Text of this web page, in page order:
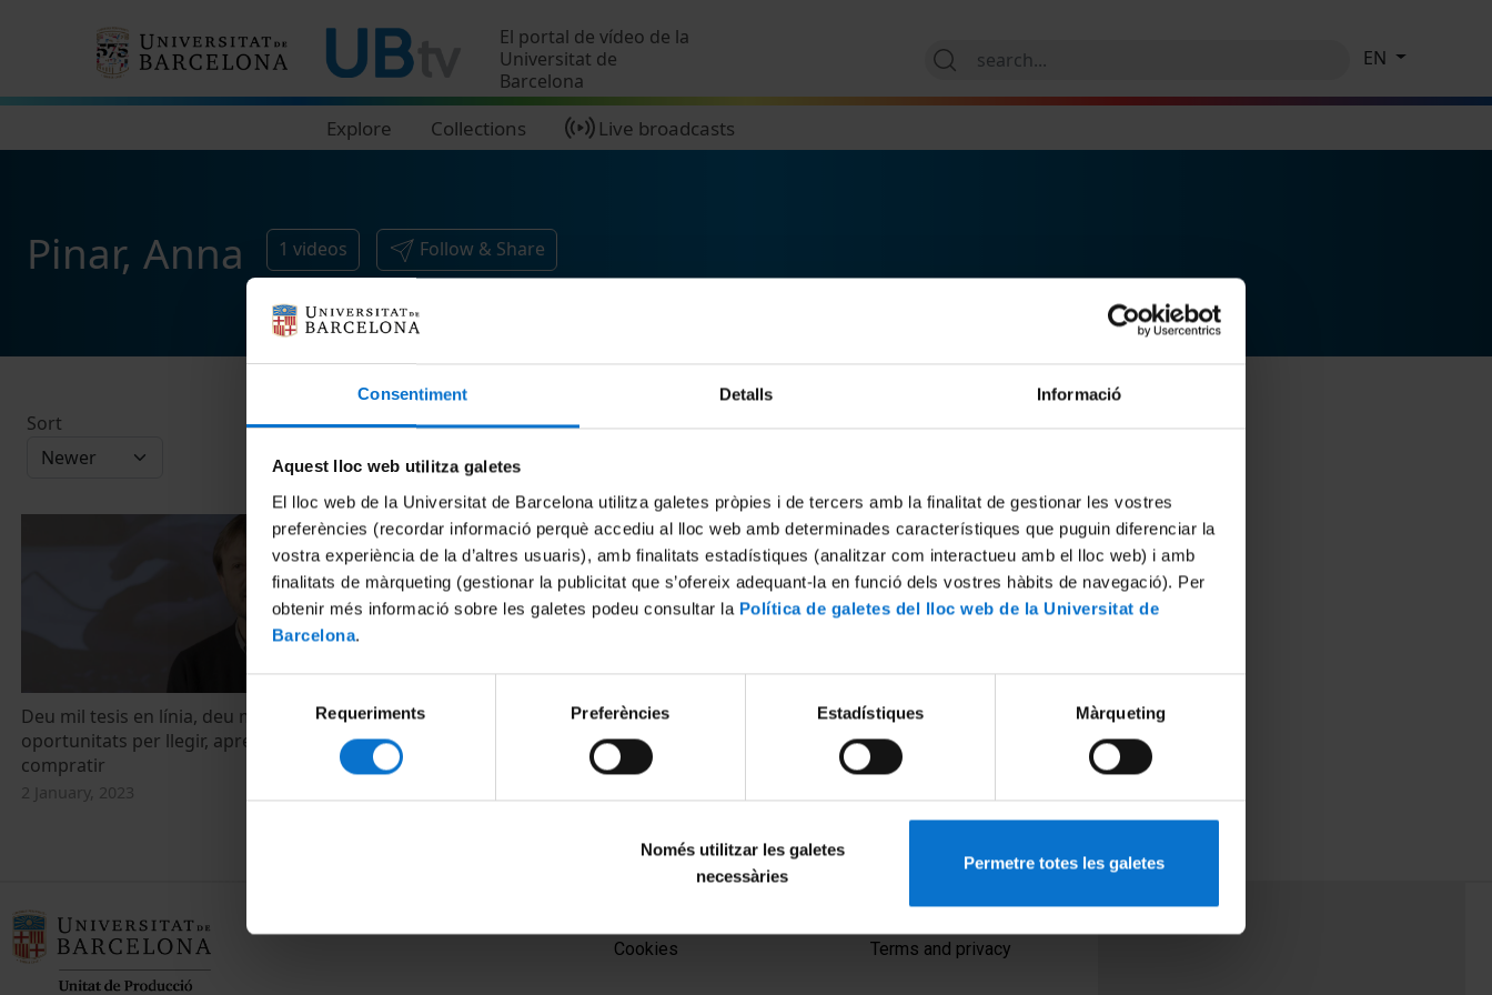
Consentiment Detalls Informació
Aquest lloc web utilitza galetes
El lloc web de la Universitat de Barcelona utilitza galetes pròpies i de tercers amb la finalitat de gestionar les vostres
preferències (recordar informació perquè accediu al lloc web amb determinades característiques que puguin diferenciar la
vostra experiència de la d’altres usuaris), amb finalitats estadístiques (analitzar com interactueu amb el lloc web) i amb
finalitats de màrqueting (gestionar la publicitat que s’ofereix adequant-la en funció dels vostres hàbits de navegació). Per
obtenir més informació sobre les galetes podeu consultar la Política de galetes del lloc web de la Universitat de
Barcelona.
de
consentiment
Requeriments Preferències Estadístiques Màrqueting
Només utilitzar les galetes
necessàries
Permetre totes les galetes
El portal de vídeo de la
Universitat de
Barcelona
Explore Collections Live broadcasts
EN
Pinar, Anna 1 videos Follow & Share
Sort
Deu mil tesis en línia, deu mil
oportunitats per llegir, aprendre i
compratir
2 January, 2023
Cookies
PEU 2
Terms and privacy
PEU 3